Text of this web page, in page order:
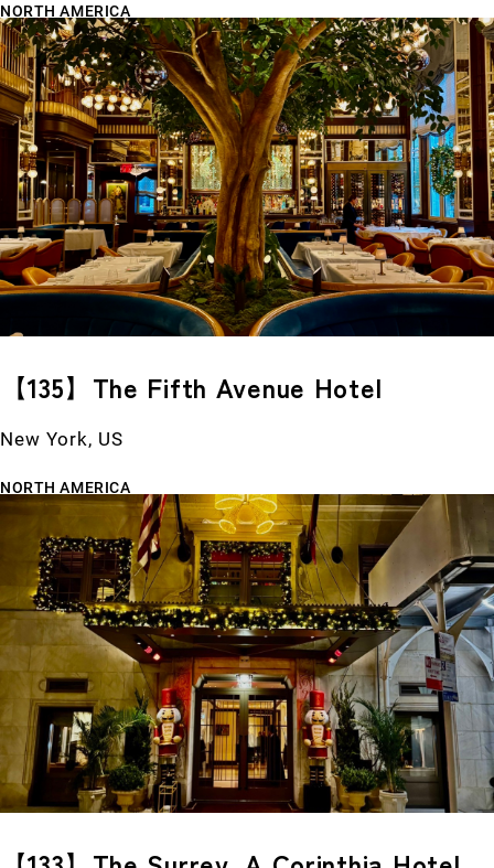
NORTH AMERICA
【135】The Fifth Avenue Hotel
New York, US
NORTH AMERICA